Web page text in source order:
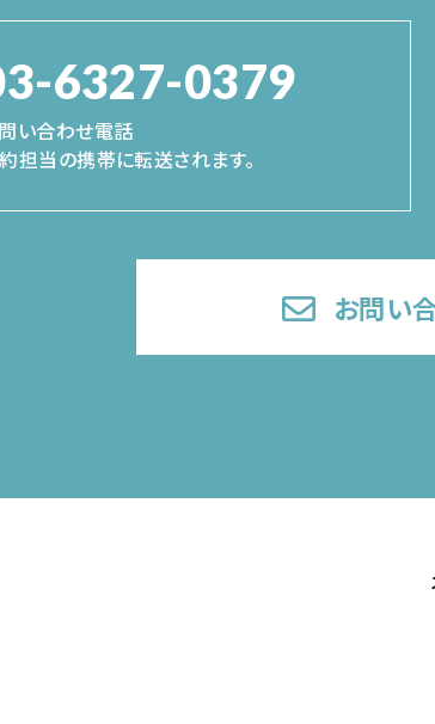
6327-0379
い合わせ電話
担当の携帯に転送されます。
お問い